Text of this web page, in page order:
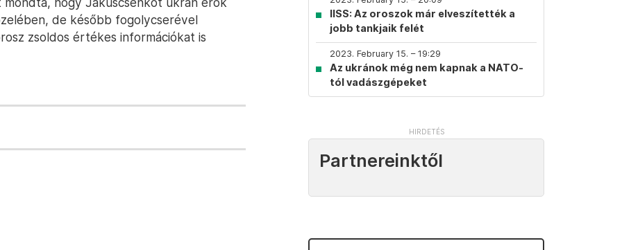
de később fogolycserével
zsoldos értékes információkat is
IISS: Az oroszok már elveszítették a
jobb tankjaik felét
2023. February 15. – 19:29
Az ukránok még nem kapnak a NATO-
tól vadászgépeket
Partnereinktől